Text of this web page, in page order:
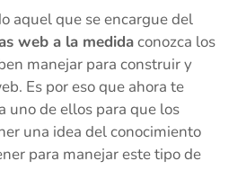
aquel que se encargue del
web a la medidaconozca los
manejar para construir y
Es por eso que ahora te
uno de ellos para que los
una idea del conocimiento
para manejar este tipo de